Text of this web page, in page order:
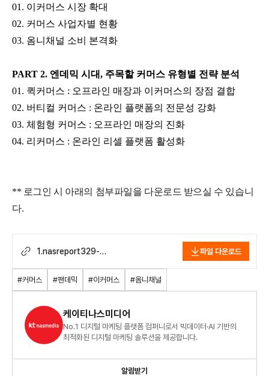
01. 이커머스 시장 확대
02. 커머스 사업자별 현황
03. 옴니채널 소비 본격화
PART 2. 엔데믹 시대, 주목할 커머스 유형별 전략 분석
01. 퀵커머스 : 오프라인 매장과 이커머스의 장점 결합
02. 버티컬 커머스 : 온라인 플랫폼의 전문성 강화
03. 체험형 커머스 : 오프라인 매장의 진화
04. 리커머스 : 온라인 리셀 플랫폼 활성화
** 로그인 시 아래의 첨부파일을 다운로드 받으실 수 있습니
다.
1.nasreport329-
분석한_2022년_커머스_트렌드f.pdf
파일 다운로드
#커머스 #팬데믹 #이커머스 #옴니채널
케이티나스미디어
No.1 디지털 마케팅 플랫폼 컴퍼니로서 빅데이터·AI 기반의
최적화된 디지털 마케팅 솔루션을 제공합니다.
알림받기